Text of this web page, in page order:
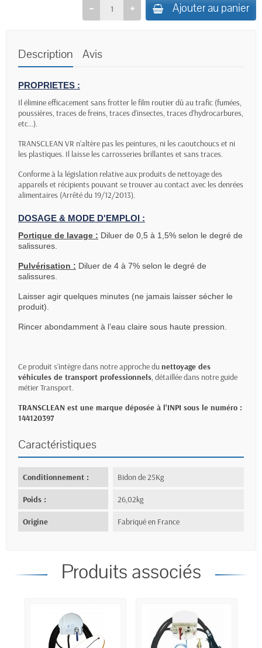
Ajouter au panier
Description Avis
PROPRIETES :
Il élimine efficacement sans frotter le film routier dû au trafic (fumées,
poussières, traces de freins, traces d’insectes, traces d’hydrocarbures,
etc…).
TRANSCLEAN VR n’altère pas les peintures, ni les caoutchoucs et ni
les plastiques. Il laisse les carrosseries brillantes et sans traces.
Conforme à la législation relative aux produits de nettoyage des
appareils et récipients pouvant se trouver au contact avec les denrées
alimentaires (Arrêté du 19/12/2013).
DOSAGE & MODE D'EMPLOI :
Portique de lavage : Diluer de 0,5 à 1,5% selon le degré de
salissures.
Pulvérisation : Diluer de 4 à 7% selon le degré de
salissures.
Laisser agir quelques minutes (ne jamais laisser sécher le
produit).
Rincer abondamment à l’eau claire sous haute pression.
Ce produit s’intègre dans notre approche dunettoyage des
véhicules de transport professionnels, détaillée dans notreguide
métier Transport.
TRANSCLEAN est une marque déposée à l'INPI sous le numéro :
144120397
Caractéristiques
Conditionnement : Bidon de 25Kg
Poids : 26,02kg
Origine Fabriqué en France
Produits associés